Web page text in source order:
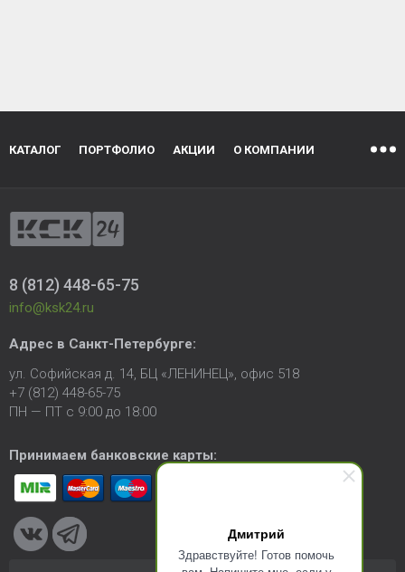
Дмитрий
Здравствуйте! Готов помочь
КАТАЛОГ ПОРТФОЛИО АКЦИИ О КОМПАНИИ
8 (812) 448-65-75
info@ksk24.ru
Адрес в Санкт-Петербурге:
ул. Софийская д. 14, БЦ «ЛЕНИНЕЦ», офис 518
+7 (812) 448-65-75
ПН — ПТ с 9:00 до 18:00
Принимаем банковские карты: